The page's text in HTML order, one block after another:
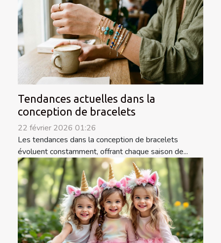
Tendances actuelles dans la
conception de bracelets
22 février 2026 01:26
Les tendances dans la conception de bracelets
évoluent constamment, offrant chaque saison de...